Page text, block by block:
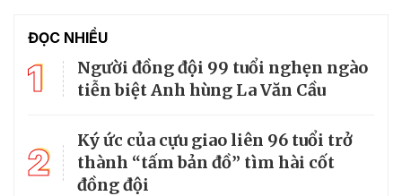
ĐỌC NHIỀU
1
Người đồng đội 99 tuổi nghẹn ngào
tiễn biệt Anh hùng La Văn Cầu
2
Ký ức của cựu giao liên 96 tuổi trở
thành “tấm bản đồ” tìm hài cốt
đồng đội